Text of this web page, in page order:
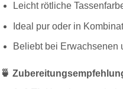
Leicht rötliche
Ideal pur oder in
Beliebt bei Erwachsenen
🍵